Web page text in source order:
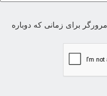
برای زمانی که دوباره